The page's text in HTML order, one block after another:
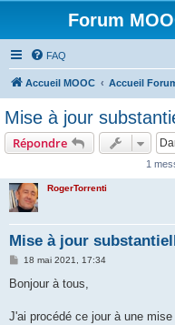
Forum
FAQ
Accueil MOOC Accueil
Mise à jour
Répondre
1
RogerTorrenti
Mise à jour
M
s
g
18 mai 2021, 17:34
Bonjour à tous,
J'ai procédé ce jour à une